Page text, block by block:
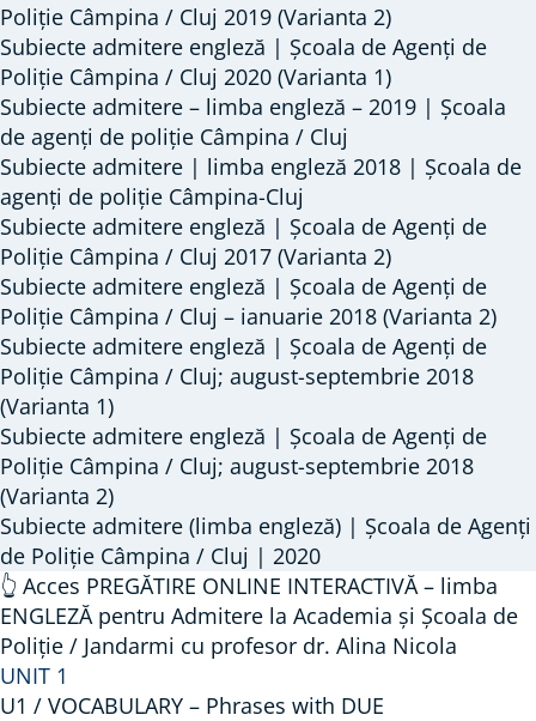
Poliție Câmpina / Cluj 2019 (Varianta 2)
Subiecte admitere engleză | Școala de Agenți de
Poliție Câmpina / Cluj 2020 (Varianta 1)
Subiecte admitere – limba engleză – 2019 | Școala
de agenți de poliție Câmpina / Cluj
Subiecte admitere | limba engleză 2018 | Școala de
agenți de poliție Câmpina-Cluj
Subiecte admitere engleză | Școala de Agenți de
Poliție Câmpina / Cluj 2017 (Varianta 2)
Subiecte admitere engleză | Școala de Agenți de
Poliție Câmpina / Cluj – ianuarie 2018 (Varianta 2)
Subiecte admitere engleză | Școala de Agenți de
Poliție Câmpina / Cluj; august-septembrie 2018
(Varianta 1)
Subiecte admitere engleză | Școala de Agenți de
Poliție Câmpina / Cluj; august-septembrie 2018
(Varianta 2)
Subiecte admitere (limba engleză) | Școala de Agenți
de Poliție Câmpina / Cluj | 2020
👆 Acces PREGĂTIRE ONLINE INTERACTIVĂ – limba
ENGLEZĂ pentru Admitere la Academia și Școala de
Poliție / Jandarmi cu profesor dr. Alina Nicola
UNIT 1
U1 / VOCABULARY – Phrases with DUE